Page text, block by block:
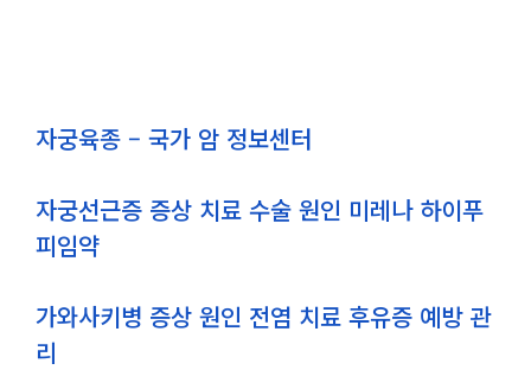
자궁육종 – 국가 암 정보센터
자궁선근증 증상 치료 수술 원인 미레나 하이푸
피임약
가와사키병 증상 원인 전염 치료 후유증 예방 관
리